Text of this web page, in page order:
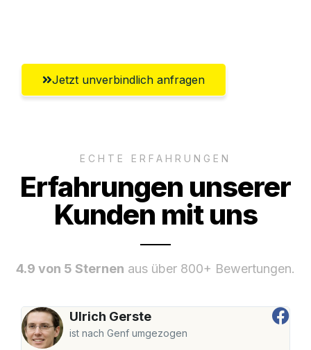
Jetzt unverbindlich anfragen
ECHTE ERFAHRUNGEN
Erfahrungen unserer
Kunden mit uns
4.9 von 5 Sternen aus über 800+ Bewertungen.
Ulrich Gerste
ist nach Genf umgezogen